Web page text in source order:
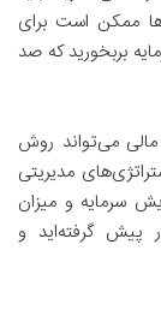
ممکن است برای
بربخورید که صد
می‌تواند روش
مدیریتی
سرمایه و میزان
پیش گرفته‌اید و